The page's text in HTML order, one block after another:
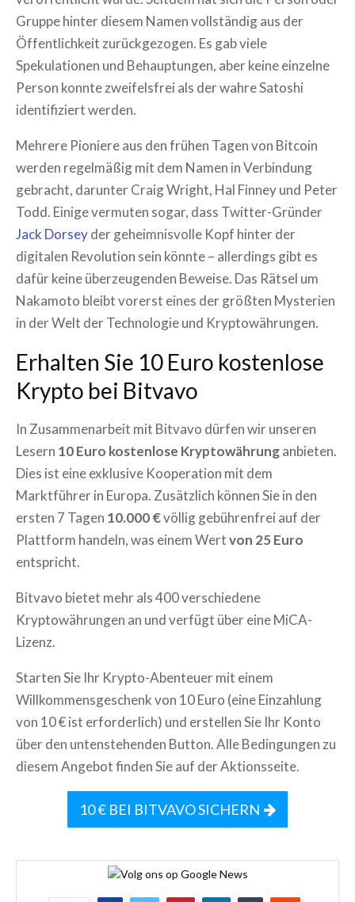
Gruppe hinter diesem Namen vollständig aus der
Öffentlichkeit zurückgezogen. Es gab viele
Spekulationen und Behauptungen, aber keine einzelne
Person konnte zweifelsfrei als der wahre Satoshi
identifiziert werden.
Mehrere Pioniere aus den frühen Tagen von Bitcoin
werden regelmäßig mit dem Namen in Verbindung
gebracht, darunter Craig Wright, Hal Finney und Peter
Todd. Einige vermuten sogar, dass Twitter-Gründer
Jack Dorseyder geheimnisvolle Kopf hinter der
digitalen Revolution sein könnte – allerdings gibt es
dafür keine überzeugenden Beweise. Das Rätsel um
Nakamoto bleibt vorerst eines der größten Mysterien
in der Welt der Technologie und Kryptowährungen.
Erhalten Sie 10 Euro kostenlose
Krypto bei Bitvavo
In Zusammenarbeit mit Bitvavo dürfen wir unseren
Lesern 10 Euro kostenlose Kryptowährunganbieten.
Dies ist eine exklusive Kooperation mit dem
Marktführer in Europa. Zusätzlich können Sie in den
ersten 7 Tagen 10.000 €völlig gebührenfrei auf der
Plattform handeln, was einem Wertvon 25 Euro
entspricht.
Bitvavo bietet mehr als 400 verschiedene
Kryptowährungen an und verfügt über eine MiCA-
Lizenz.
Starten Sie Ihr Krypto-Abenteuer mit einem
Willkommensgeschenk von 10 Euro (eine Einzahlung
von 10 € ist erforderlich) und erstellen Sie Ihr Konto
über den untenstehenden Button. Alle Bedingungen zu
diesem Angebot finden Sie auf der Aktionsseite.
10 € BEI BITVAVO SICHERN